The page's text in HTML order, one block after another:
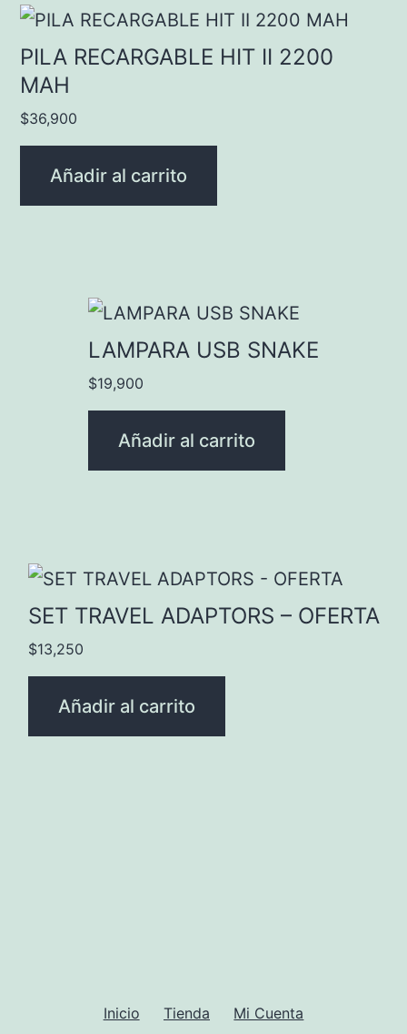
PILA RECARGABLE HIT II 2200
MAH
$36,900
Añadir al carrito
LAMPARA USB SNAKE
$19,900
Añadir al carrito
SET TRAVEL ADAPTORS – OFERTA
$13,250
Añadir al carrito
Inicio Tienda Mi Cuenta